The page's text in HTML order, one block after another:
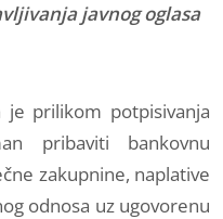
javnog oglasa
je prilikom potpisivanja
pribaviti bankovnu
zakupnine, naplative
odnosa uz ugovorenu